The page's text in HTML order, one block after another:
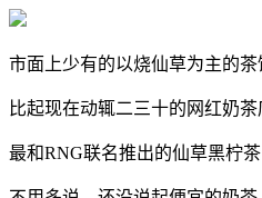
市面上少有的以烧仙草为主的
比起现在动辄二三十的网红奶
最和RNG联名推出的仙草黑柠